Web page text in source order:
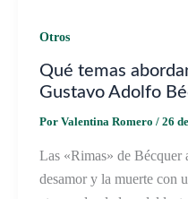
Otros
Qué temas
Gustavo Adolfo
Por Valentina Romero / 26
Las «Rimas» de Bécquer
desamor y la muerte con